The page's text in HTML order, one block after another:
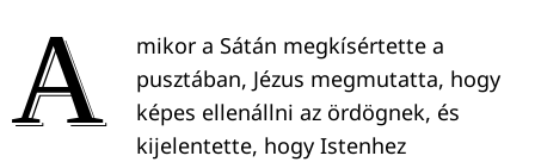
A
mikor a Sátán megkísértette a
pusztában, Jézus megmutatta, hogy
képes ellenállni az ördögnek, és
kijelentette, hogy Istenhez